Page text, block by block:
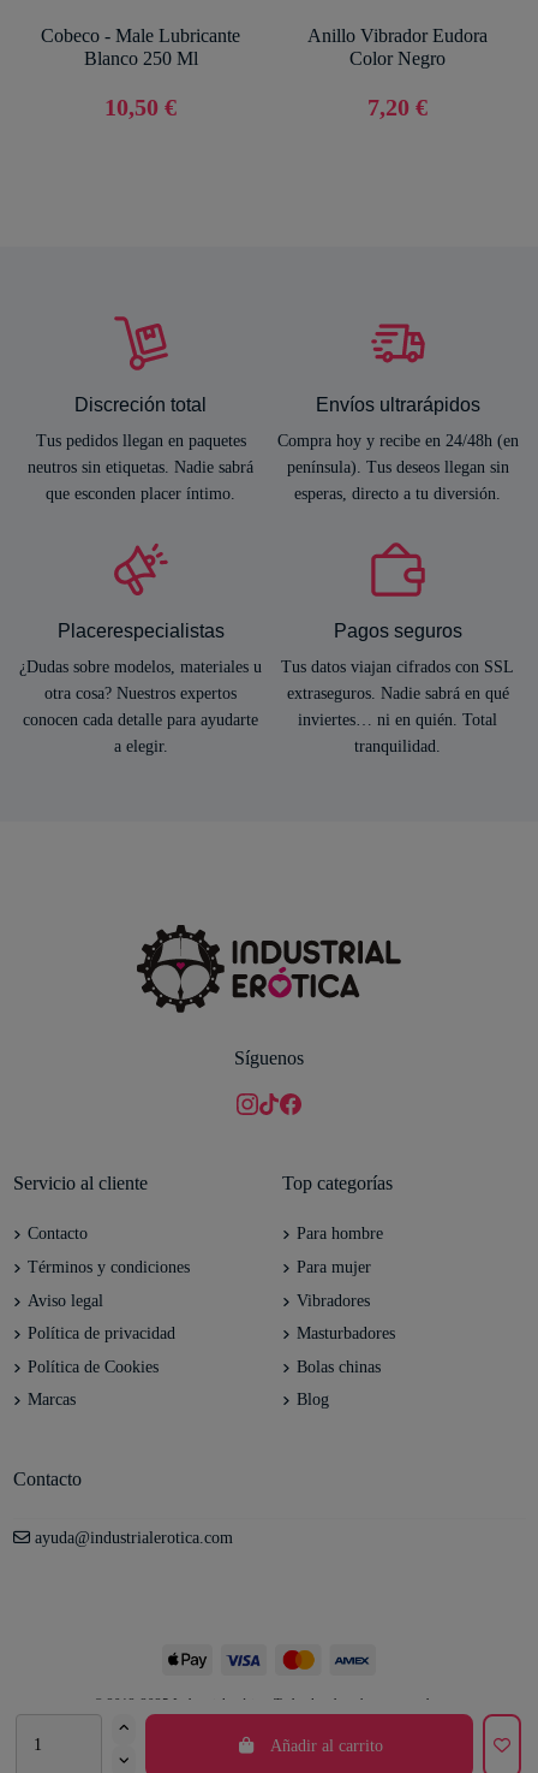
Añadir al carrito
Cobeco - Male Lubricante
Blanco 250 Ml
10,50 €
Anillo Vibrador Eudora
Color Negro
7,20 €
Discreción total
Tus pedidos llegan en paquetes
neutros sin etiquetas. Nadie sabrá
que esconden placer íntimo.
Envíos ultrarápidos
Compra hoy y recibe en 24/48h (en
península). Tus deseos llegan sin
esperas, directo a tu diversión.
Placerespecialistas
¿Dudas sobre modelos, materiales u
otra cosa? Nuestros expertos
conocen cada detalle para ayudarte
a elegir.
Pagos seguros
Tus datos viajan cifrados con SSL
extraseguros. Nadie sabrá en qué
inviertes… ni en quién. Total
tranquilidad.
Síguenos
Servicio al cliente
Contacto
Términos y condiciones
Aviso legal
Política de privacidad
Política de Cookies
Marcas
Top categorías
Para hombre
Para mujer
Vibradores
Masturbadores
Bolas chinas
Blog
Contacto
ayuda@industrialerotica.com
© 2012-2025 Industrial erótica. Todos los derechos reservados.